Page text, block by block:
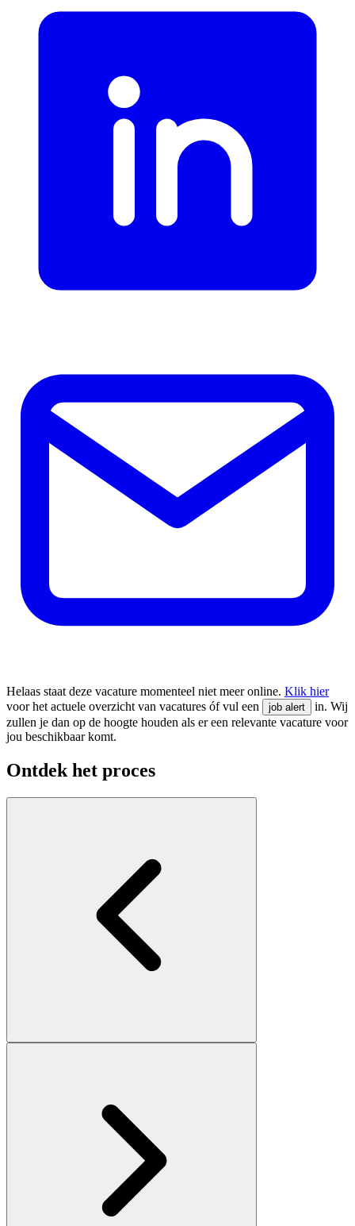
Helaas staat deze vacature momenteel niet meer online. Klik hier
voor het actuele overzicht van vacatures óf vul een
job alert
in. Wij
zullen je dan op de hoogte houden als er een relevante vacature voor
jou beschikbaar komt.
Ontdek het proces